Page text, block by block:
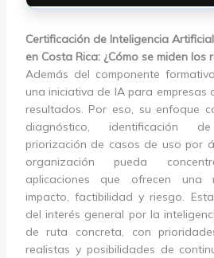
Certificación de Inteligencia
en Costa Rica: ¿Cómo se miden los
Además del componente
una iniciativa de IA para empresas
resultados. Por eso, su enfoque
diagnóstico, identificación
priorización de casos de uso por
organización pueda
aplicaciones que ofrecen una
impacto, factibilidad y riesgo.
del interés general por la
de ruta concreta, con
realistas y posibilidades de